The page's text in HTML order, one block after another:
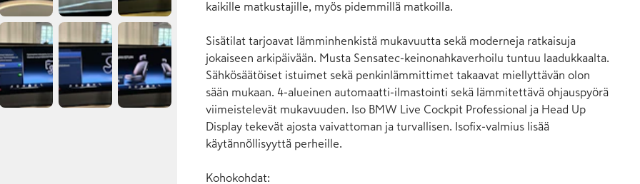
kaikille matkustajille, myös pidemmillä matkoilla.
Sisätilat tarjoavat lämminhenkistä mukavuutta sekä moderneja ratkaisuja
jokaiseen arkipäivään. Musta Sensatec-keinonahkaverhoilu tuntuu laadukkaalta.
Sähkösäätöiset istuimet sekä penkinlämmittimet takaavat miellyttävän olon
sään mukaan. 4-alueinen automaatti-ilmastointi sekä lämmitettävä ohjauspyörä
viimeistelevät mukavuuden. Iso BMW Live Cockpit Professional ja Head Up
Display tekevät ajosta vaivattoman ja turvallisen. Isofix-valmius lisää
käytännöllisyyttä perheille.
Kohokohdat: